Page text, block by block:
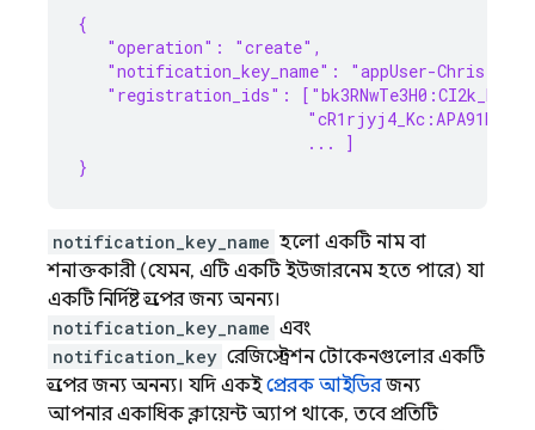
{
   "operation": "create",
   "notification_key_name": "appUser-Chris",
"registration_ids":
                        ... ]
}
notification_key_name হলো একটি নাম বা
শনাক্তকারী (যেমন, এটি একটি ইউজারনেম হতে পারে) যা
একটি নির্দিষ্ট গ্রুপের জন্য অনন্য।
notification_key_name এবং
notification_key রেজিস্ট্রেশন টোকেনগুলোর একটি
গ্রুপের জন্য অনন্য। যদি একইপ্রেরক আইডিরজন্য
আপনার একাধিক ক্লায়েন্ট অ্যাপ থাকে, তবে প্রতিটি